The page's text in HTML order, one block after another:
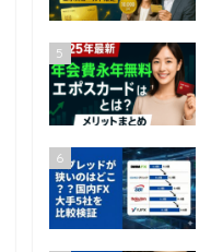
5
6